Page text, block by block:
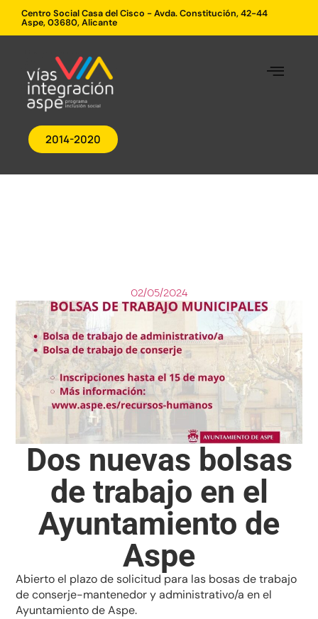
Centro Social Casa del Cisco - Avda. Constitución, 42-44
Aspe, 03680, Alicante
2014-2020
02/05/2024
Dos nuevas bolsas
de trabajo en el
Ayuntamiento de
Aspe
Abierto el plazo de solicitud para las bosas de trabajo
de conserje-mantenedor y administrativo/a en el
Ayuntamiento de Aspe.